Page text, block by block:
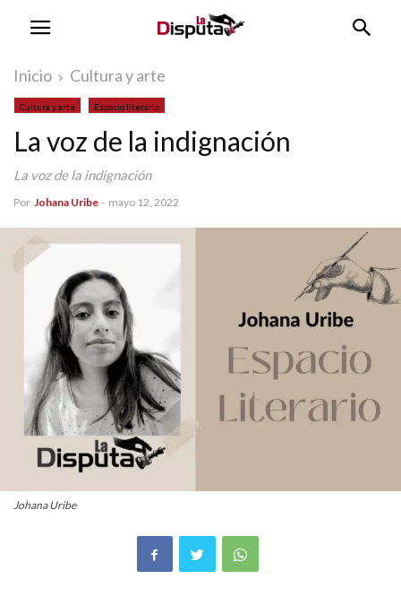
Inicio Cultura y arte
Cultura y arte Espacio literario
La voz de la indignación
La voz de la indignación
Por Johana Uribe - mayo 12, 2022
Johana Uribe